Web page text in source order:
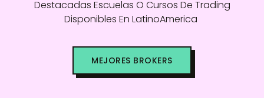
Destacadas Escuelas O Cursos De Trading
Disponibles En LatinoAmerica
MEJORES BROKERS